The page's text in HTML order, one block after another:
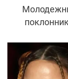
Кати
Вовы